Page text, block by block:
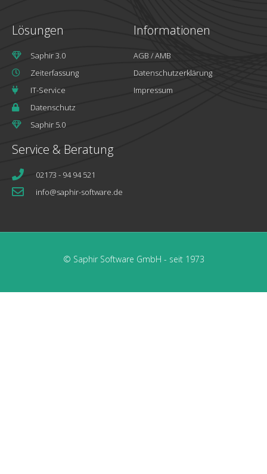
Lösungen
Saphir 3.0
Zeiterfassung
IT-Service
Datenschutz
Saphir 5.0
Informationen
AGB / AMB
Datenschutzerklärung
Impressum
Service & Beratung
02173 - 94 94 521
info@saphir-software.de
© Saphir Software GmbH - seit 1973